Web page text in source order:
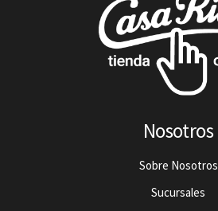
Nosotros
Sobre Nosotros
Sucursales